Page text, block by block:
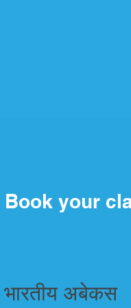
Book your
भारतीय अबेकस